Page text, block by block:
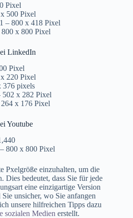
Pixel
500 Pixel
– 800 x 418 Pixel
x 800 Pixel
LinkedIn
Pixel
220 Pixel
376 pixels
502 x 282 Pixel
x 176 Pixel
Youtube
800 x 800 Pixel
Pxelgröße einzuhalten, um die
Dies bedeutet, dass Sie für jede
eine einzigartige Version
unsicher, wo Sie anfangen
unsere hilfreichen Tipps dazu
sozialen Medien erstellt.